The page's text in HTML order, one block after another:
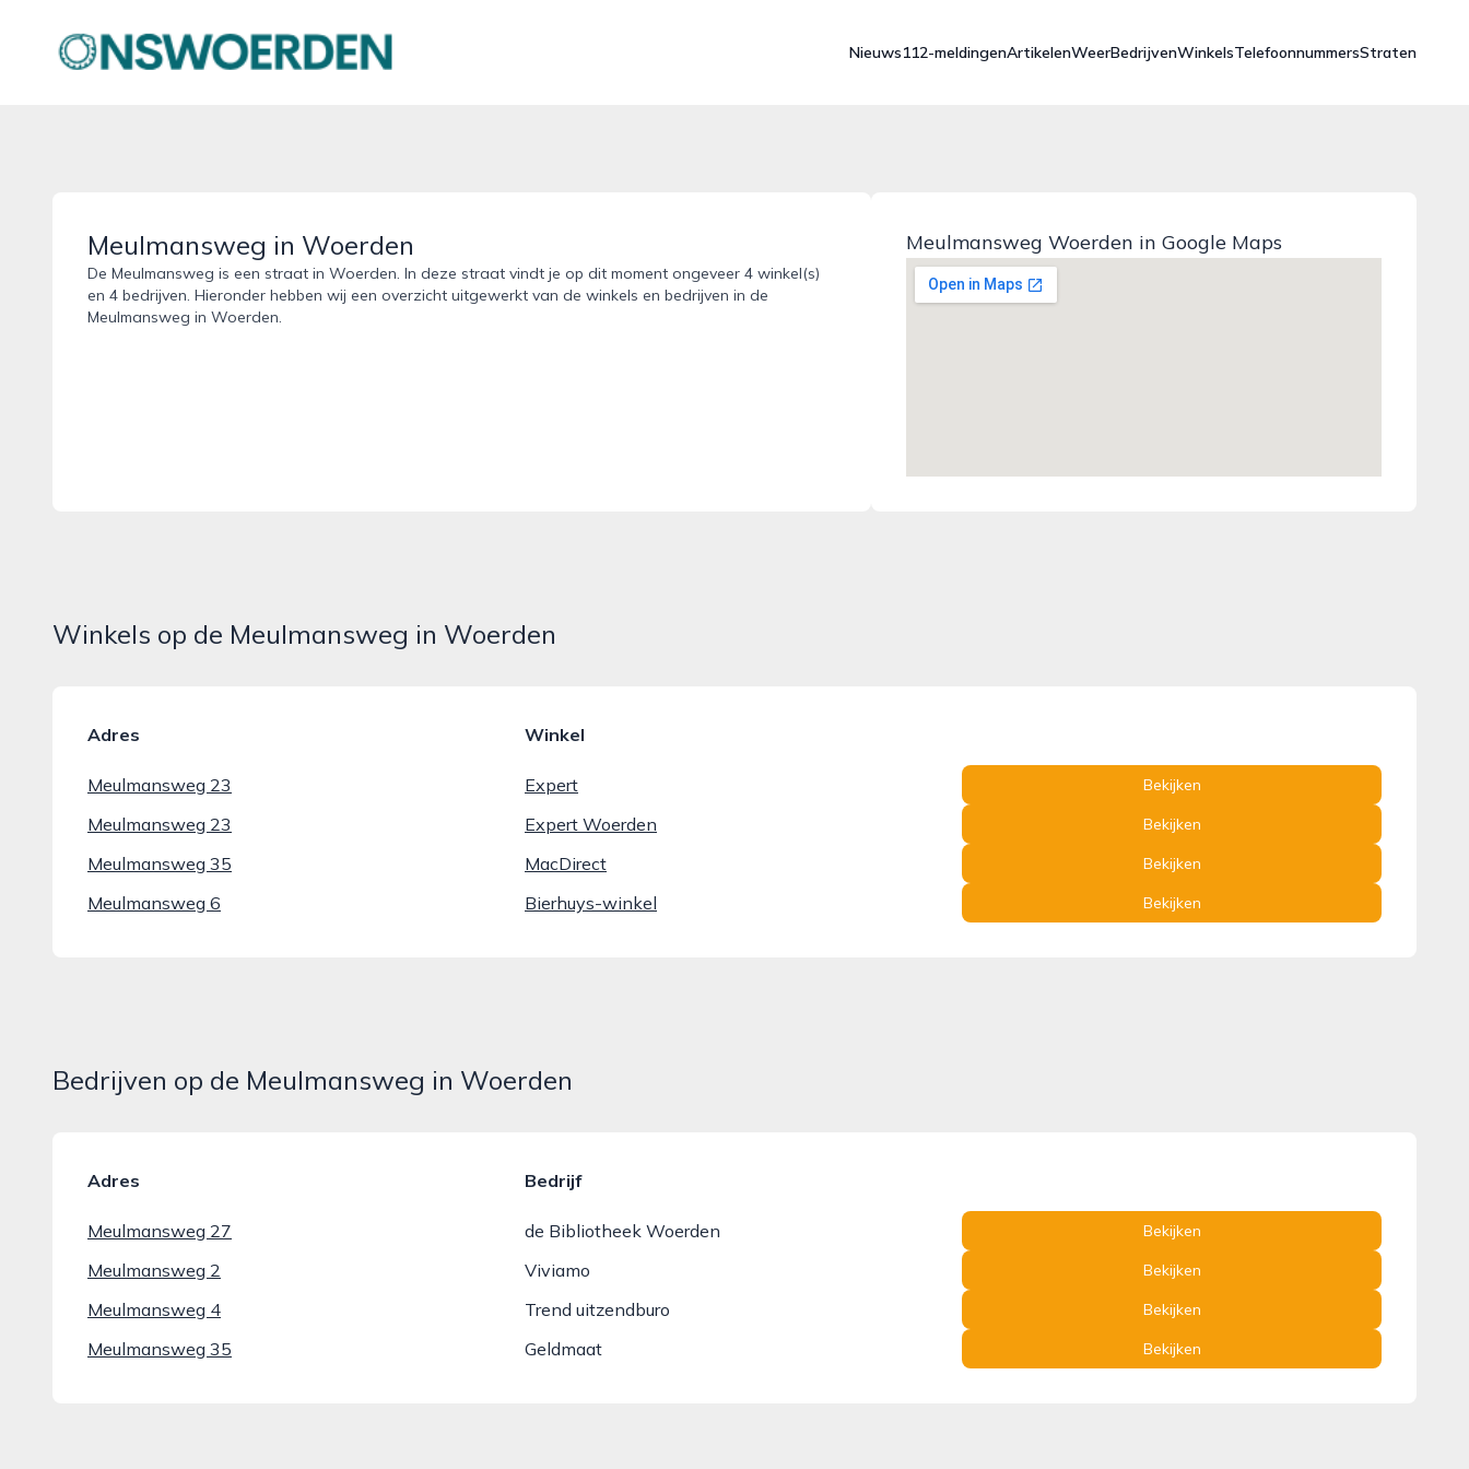
onswoerden.nl
Nieuws112-meldingenArtikelenWeerBedrijvenWinkelsTelefoonnummersStraten
Meulmansweg in Woerden
De Meulmansweg is een straat in Woerden. In deze straat vindt je op dit moment ongeveer 4 winkel(s)
en 4 bedrijven. Hieronder hebben wij een overzicht uitgewerkt van de winkels en bedrijven in de
Meulmansweg in Woerden.
Meulmansweg Woerden in Google Maps
Winkels op de Meulmansweg in Woerden
Adres Winkel
Meulmansweg 23 Expert Bekijken
Meulmansweg 23 Expert Woerden Bekijken
Meulmansweg 35 MacDirect Bekijken
Meulmansweg 6 Bierhuys-winkel Bekijken
Bedrijven op de Meulmansweg in Woerden
Adres Bedrijf
Meulmansweg 27 de Bibliotheek Woerden Bekijken
Meulmansweg 2 Viviamo Bekijken
Meulmansweg 4 Trend uitzendburo Bekijken
Meulmansweg 35 Geldmaat Bekijken